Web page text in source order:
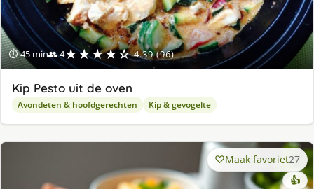
⏱ 45 min👥 4★★★★☆ 4.39 (96)
Kip Pesto uit de oven
Avondeten & hoofdgerechten Kip & gevogelte
Maak favoriet27
👍